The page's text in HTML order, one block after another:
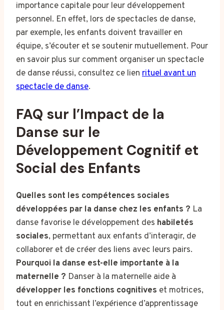
importance capitale pour leur développement
personnel. En effet, lors de spectacles de danse,
par exemple, les enfants doivent travailler en
équipe, s’écouter et se soutenir mutuellement. Pour
en savoir plus sur comment organiser un spectacle
de danse réussi, consultez ce lien rituel avant un
spectacle de danse.
FAQ sur l’Impact de la
Danse sur le
Développement Cognitif et
Social des Enfants
Quelles sont les compétences sociales
développées par la danse chez les enfants ? La
danse favorise le développement des habiletés
sociales, permettant aux enfants d’interagir, de
collaborer et de créer des liens avec leurs pairs.
Pourquoi la danse est-elle importante à la
maternelle ? Danser à la maternelle aide à
développer les fonctions cognitives et motrices,
tout en enrichissant l’expérience d’apprentissage